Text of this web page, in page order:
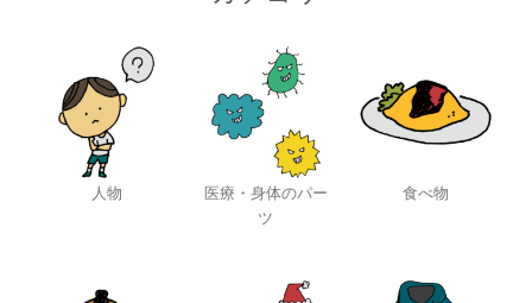
人物
医療・身体のパー
ツ
食べ物